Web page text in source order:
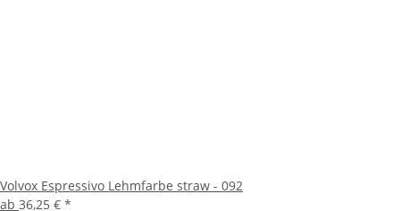
Volvox Espressivo Lehmfarbe straw - 092
ab 36,25 € *